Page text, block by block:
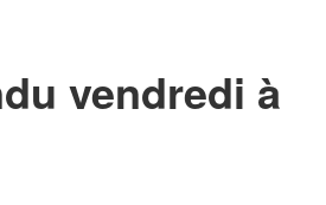
vendredi à